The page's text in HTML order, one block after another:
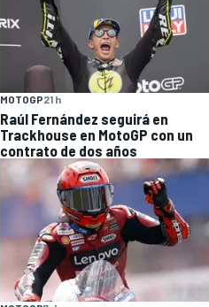
MOTOGP21 h
Raúl Fernández seguirá en
Trackhouse en MotoGP con un
contrato de dos años